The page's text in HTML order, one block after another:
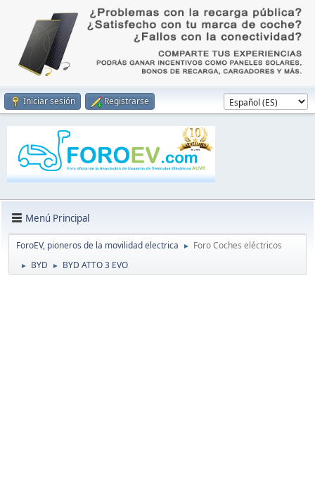
Iniciar sesión Registrarse
Menú Principal
ForoEV, pioneros de la movilidad electrica ► Foro Coches eléctricos
► BYD ► BYD ATTO 3 EVO